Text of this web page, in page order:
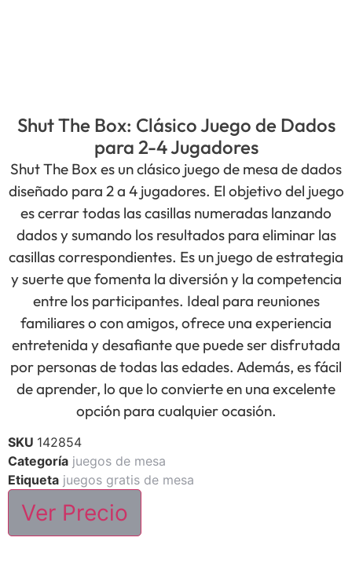
Shut The Box: Clásico Juego de Dados
para 2-4 Jugadores
Shut The Box es un clásico juego de mesa de dados
diseñado para 2 a 4 jugadores. El objetivo del juego
es cerrar todas las casillas numeradas lanzando
dados y sumando los resultados para eliminar las
casillas correspondientes. Es un juego de estrategia
y suerte que fomenta la diversión y la competencia
entre los participantes. Ideal para reuniones
familiares o con amigos, ofrece una experiencia
entretenida y desafiante que puede ser disfrutada
por personas de todas las edades. Además, es fácil
de aprender, lo que lo convierte en una excelente
opción para cualquier ocasión.
SKU 142854
Categoría juegos de mesa
Etiqueta juegos gratis de mesa
Ver Precio